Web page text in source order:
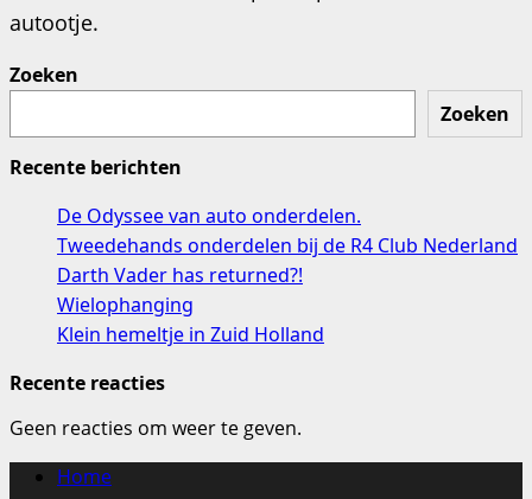
autootje.
Zoeken
Zoeken
Recente berichten
De Odyssee van auto onderdelen.
Tweedehands onderdelen bij de R4 Club Nederland
Darth Vader has returned?!
Wielophanging
Klein hemeltje in Zuid Holland
Recente reacties
Geen reacties om weer te geven.
Home